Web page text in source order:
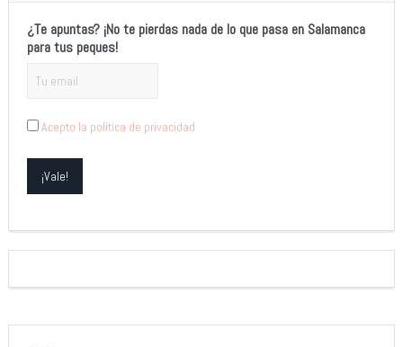
¿Te apuntas? ¡No te pierdas nada de lo que pasa en Salamanca
para tus peques!
Acepto la política de privacidad